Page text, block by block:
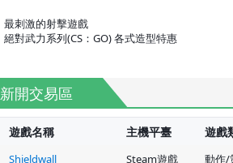
最刺激的射擊遊戲
絕對武力系列(CS：GO) 各式造型特惠
新開交易區
遊戲名稱 主機平臺 遊戲
Shieldwall
Steam遊戲